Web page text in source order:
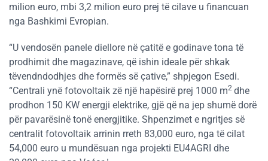
milion euro, mbi 3,2 milion euro prej të cilave u financuan
nga Bashkimi Evropian.
“U vendosën panele diellore në çatitë e godinave tona të
prodhimit dhe magazinave, që ishin ideale për shkak
tëvendndodhjes dhe formës së çative,” shpjegon Esedi.
“Centrali ynë fotovoltaik zë një hapësirë prej 1000 m2 dhe
prodhon 150 KW energji elektrike, gjë që na jep shumë dorë
për pavarësinë tonë energjitike. Shpenzimet e ngritjes së
centralit fotovoltaik arrinin rreth 83,000 euro, nga të cilat
54,000 euro u mundësuan nga projekti EU4AGRI dhe